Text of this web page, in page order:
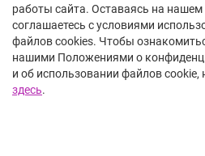
Блог
Контакты
8 812 385-74-08
работы сайта. Оставаясь на нашем
соглашаетесь с условиями
файлов cookies. Чтобы
нашими Положениями о
и об использовании файлов cookie,
здесь.